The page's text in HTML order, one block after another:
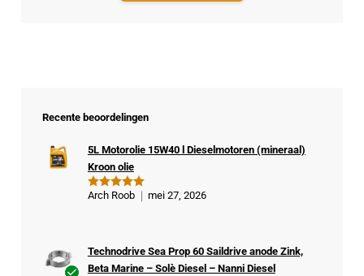
Recente beoordelingen
Gewaardeer
5L Motorolie 15W40 l Dieselmotoren (mineraal)
Kroon olie
Arch Roob mei 27, 2026
Technodrive Sea Prop 60 Saildrive anode Zink,
Beta Marine – Solè Diesel – Nanni Diesel